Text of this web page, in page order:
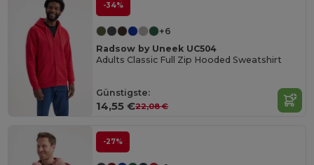
-34%
+6
Radsow by Uneek UC504
Adults Classic Full Zip Hooded Sweatshirt
Günstigste:
14,55 €22,08 €
-27%